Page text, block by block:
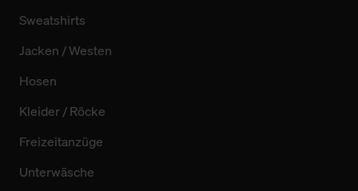
Sweatshirts
Jacken / Westen
Hosen
Kleider / Röcke
Freizeitanzüge
Unterwäsche